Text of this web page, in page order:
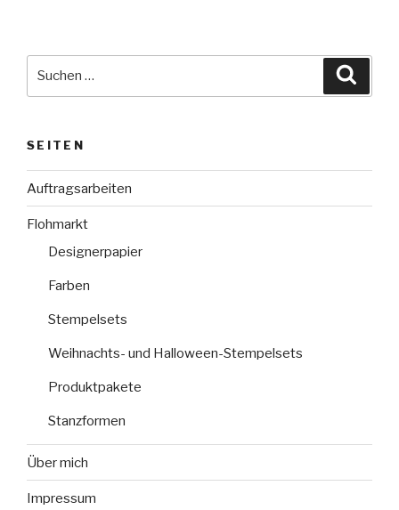
SEITEN
Auftragsarbeiten
Flohmarkt
Designerpapier
Farben
Stempelsets
Weihnachts- und Halloween-Stempelsets
Produktpakete
Stanzformen
Über mich
Impressum